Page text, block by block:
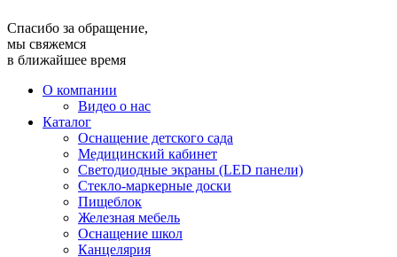
Спасибо за обращение,
мы свяжемся
в ближайшее время
О компании
Видео о нас
Каталог
Оснащение детского сада
Медицинский кабинет
Светодиодные экраны (LED панели)
Стекло-маркерные доски
Пищеблок
Железная мебель
Оснащение школ
Канцелярия